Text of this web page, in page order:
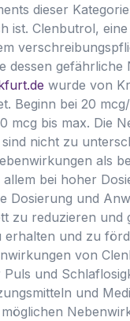
dieser
ist. Clenbutrol,
dessen gefährliche
wurde von
Beginn bei 20
mcg bis max. Die
nicht zu
als
allem bei hoher
Dosierung und
zu reduzieren und
erhalten und zu
von
und
und